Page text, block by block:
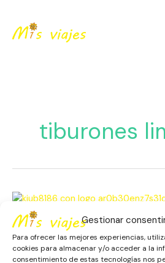
Gestionar
Para ofrecer las mejores experiencias,
cookies para almacenar y/o acceder a la
consentimiento de estas tecnologías nos
contenido
tiburones
Encuentro con
Limón en la Isla
Encuentro
con
Tiburones
Limón
en